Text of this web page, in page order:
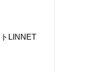
LINNET